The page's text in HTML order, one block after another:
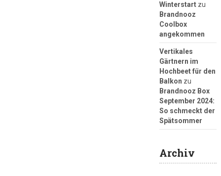
Winterstartzu
Brandnooz
Coolbox
angekommen
Vertikales
Gärtnern im
Hochbeet für den
Balkon zu
Brandnooz Box
September 2024:
So schmeckt der
Spätsommer
Archiv